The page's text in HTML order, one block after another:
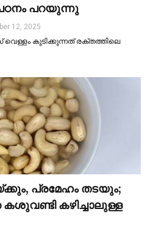
പറയുന്നു
12, 2025
കുടിക്കുന്നത് രക്തത്തിലെ
പ്രമേഹം തടയും;
കഴിച്ചാലുള്ള